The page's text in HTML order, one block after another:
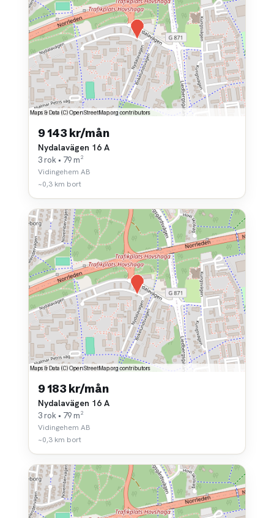
9 143 kr/mån
Nydalavägen 16 A
3 rok • 79 m²
Vidingehem AB
~0,3 km bort
9 183 kr/mån
Nydalavägen 16 A
3 rok • 79 m²
Vidingehem AB
~0,3 km bort